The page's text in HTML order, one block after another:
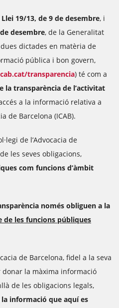
Llei 19/13, de 9 de desembre, i
desembre, de la Generalitat
dictades en matèria de
pública i bon govern,
transparencia) té com a
la transparència de l’activitat
a la informació relativa a
de Barcelona (ICAB).
de l’Advocacia de
les seves obligacions,
com funcions d’àmbit
només obliguen a la
de les funcions públiques
de Barcelona, fidel a la seva
la màxima informació
de les obligacions legals,
informació que aquí es